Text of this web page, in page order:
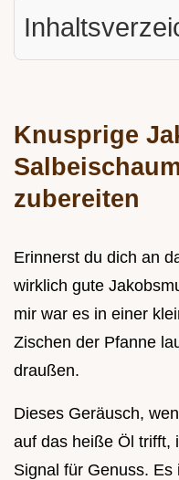
Knusprige
zubereiten
Erinnerst du dich an
wirklich gute
mir war es in einer
Zischen der Pfanne
draußen.
Dieses Geräusch,
auf das heiße Öl trifft,
Signal für Genuss.